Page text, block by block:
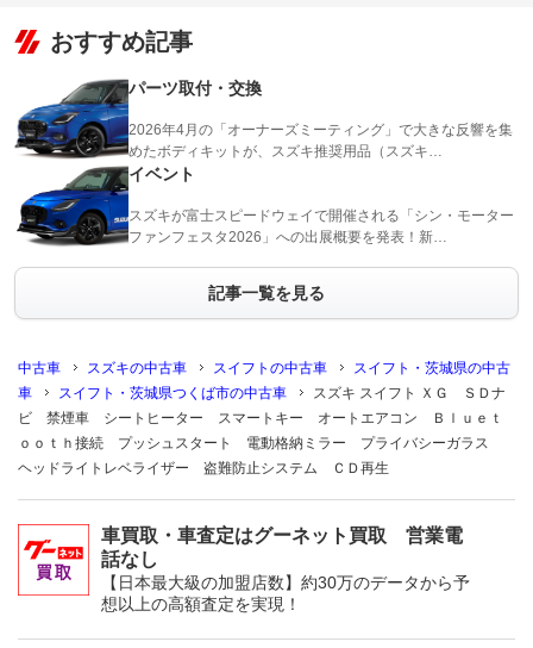
おすすめ記事
パーツ取付・交換
2026年4月の「オーナーズミーティング」で大きな反響を集
めたボディキットが、スズキ推奨用品（スズキ…
イベント
スズキが富士スピードウェイで開催される「シン・モーター
ファンフェスタ2026」への出展概要を発表！新…
記事一覧を見る
中古車 スズキの中古車 スイフトの中古車
スイフト・茨城県の中古
車
スイフト・茨城県つくば市の中古車
スズキ スイフト ＸＧ ＳＤナ
ビ 禁煙車 シートヒーター スマートキー オートエアコン Ｂｌｕｅｔ
ｏｏｔｈ接続 プッシュスタート 電動格納ミラー プライバシーガラス
ヘッドライトレベライザー 盗難防止システム ＣＤ再生
車買取・車査定はグーネット買取 営業電
話なし
【日本最大級の加盟店数】約30万のデータから予
想以上の高額査定を実現！